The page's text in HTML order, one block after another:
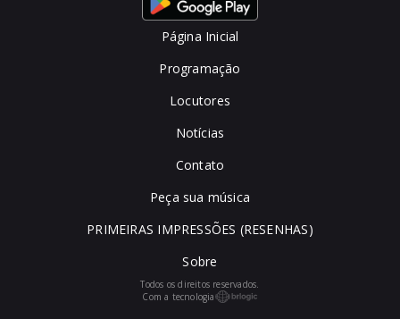
Página Inicial
Programação
Locutores
Notícias
Contato
Peça sua música
PRIMEIRAS IMPRESSÕES (RESENHAS)
Sobre
Todos os direitos reservados.
Com a tecnologia